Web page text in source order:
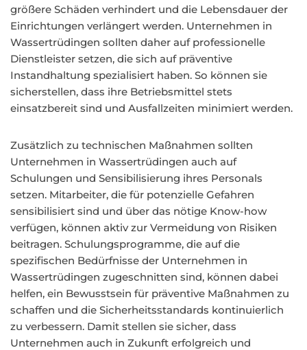
größere Schäden verhindert und die Lebensdauer der
Einrichtungen verlängert werden. Unternehmen in
Wassertrüdingen sollten daher auf professionelle
Dienstleister setzen, die sich auf präventive
Instandhaltung spezialisiert haben. So können sie
sicherstellen, dass ihre Betriebsmittel stets
einsatzbereit sind und Ausfallzeiten minimiert werden.
Zusätzlich zu technischen Maßnahmen sollten
Unternehmen in Wassertrüdingen auch auf
Schulungen und Sensibilisierung ihres Personals
setzen. Mitarbeiter, die für potenzielle Gefahren
sensibilisiert sind und über das nötige Know-how
verfügen, können aktiv zur Vermeidung von Risiken
beitragen. Schulungsprogramme, die auf die
spezifischen Bedürfnisse der Unternehmen in
Wassertrüdingen zugeschnitten sind, können dabei
helfen, ein Bewusstsein für präventive Maßnahmen zu
schaffen und die Sicherheitsstandards kontinuierlich
zu verbessern. Damit stellen sie sicher, dass
Unternehmen auch in Zukunft erfolgreich und